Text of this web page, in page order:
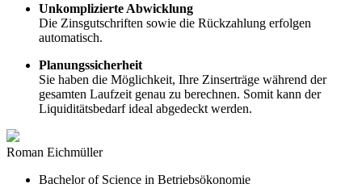
Unkomplizierte Abwicklung
Die Zinsgutschriften sowie die Rückzahlung erfolgen
automatisch.
Planungssicherheit
Sie haben die Möglichkeit, Ihre Zinserträge während der
gesamten Laufzeit genau zu berechnen. Somit kann der
Liquiditätsbedarf ideal abgedeckt werden.
Roman Eichmüller
Bachelor of Science in Betriebsökonomie